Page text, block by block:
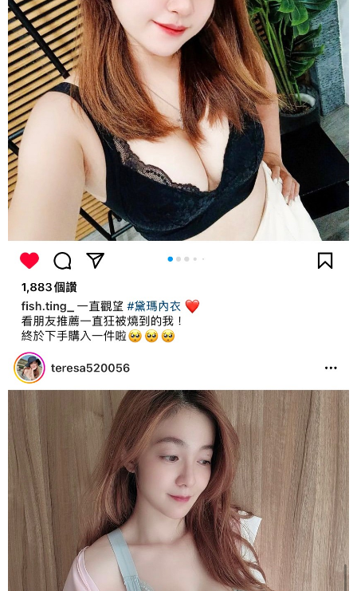
https://aftee.tw/terms/#terms3
３．未成年的使用者請事先徵得法定代理人或監護人之同意方可使用
「AFTEE先享後付」，若未經同意申辦者引起之損失，本公司不負相關責
任。
４．使用「AFTEE先享後付」時，將依據個別帳號之用戶狀況，依本公司即
時審查核予不同之上限額度；若仍有額度不足之情形，本公司將視審查結果
請求用戶進行身份認證。
５．嚴禁一人註冊多個帳號或使用他人資訊註冊。若發現惡意使用之情形，
恩沛科技股份有限公司將有權停止該用戶之使用額度並採取法律行動。
7-11取貨付款
每筆NT$80，滿NT$799(含以上)免運費
付款後7-11取貨
每筆NT$80，滿NT$799(含以上)免運費
7-11取貨(快速到店)
每筆NT$90
宅配/離島不配送
每筆NT$80，滿NT$890(含以上)免運費
黑貓貨到付款
每筆NT$120
國家/地區配送 查看運費